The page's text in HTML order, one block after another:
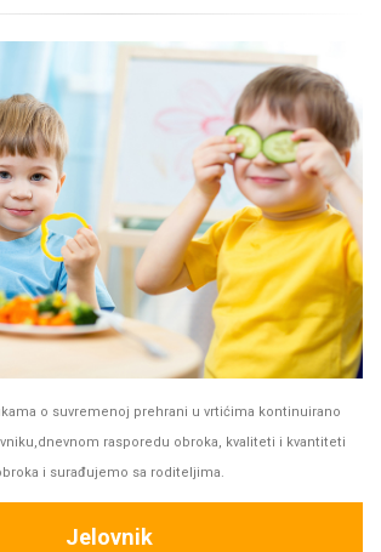
o suvremenoj prehrani u vrtićima kontinuirano
rasporedu obroka, kvaliteti i kvantiteti
i surađujemo sa roditeljima.
Jelovnik